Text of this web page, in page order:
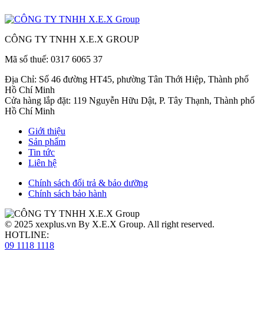
CÔNG TY TNHH X.E.X GROUP
Mã số thuế: 0317 6065 37
Địa Chỉ: Số 46 đường HT45, phường Tân Thới Hiệp, Thành phố
Hồ Chí Minh
Cửa hàng lắp đặt: 119 Nguyễn Hữu Dật, P. Tây Thạnh, Thành phố
Hồ Chí Minh
Giới thiệu
Sản phẩm
Tin tức
Liên hệ
Chính sách đổi trả & bảo dưỡng
Chính sách bảo hành
© 2025 xexplus.vn By X.E.X Group. All right reserved.
HOTLINE:
09 1118 1118